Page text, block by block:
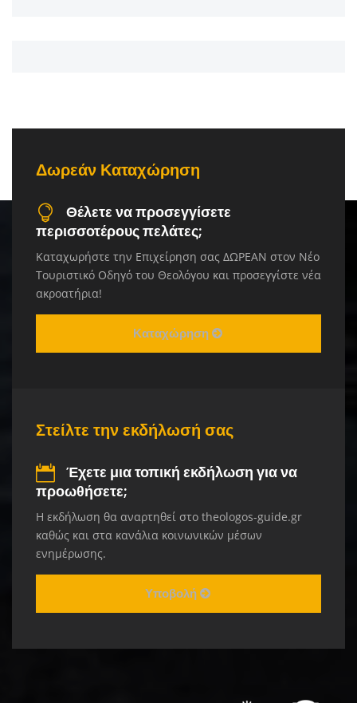
Δωρεάν Καταχώρηση
Θέλετε να προσεγγίσετε
περισσοτέρους πελάτες;
Καταχωρήστε την Επιχείρηση σας ΔΩΡΕΑΝ στον Νέο
Τουριστικό Οδηγό του Θεολόγου και προσεγγίστε νέα
ακροατήρια!
Καταχώρηση
Στείλτε την εκδήλωσή σας
Έχετε μια τοπική εκδήλωση για να
προωθήσετε;
Η εκδήλωση θα αναρτηθεί στο theologos-guide.gr
καθώς και στα κανάλια κοινωνικών μέσων
ενημέρωσης.
Υποβολή